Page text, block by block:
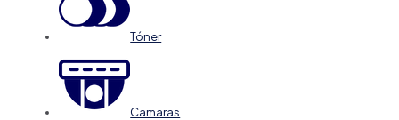
Tóner
Camaras